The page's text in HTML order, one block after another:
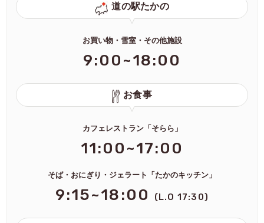
道の駅たかの
お買い物・雪室・その他施設
9:00~18:00
お食事
カフェレストラン「そらら」
11:00~17:00
そば・おにぎり・ジェラート「たかのキッチン」
9:15~18:00 (L.O 17:30)